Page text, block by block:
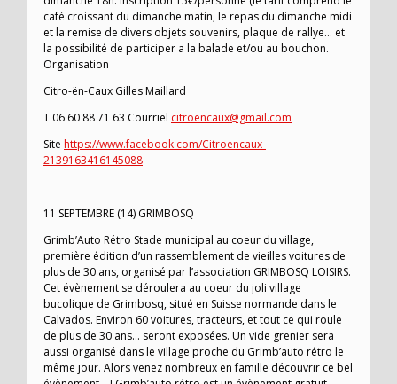
café croissant du dimanche matin, le repas du dimanche midi
et la remise de divers objets souvenirs, plaque de rallye… et
la possibilité de participer a la balade et/ou au bouchon.
Organisation
Citro-ën-Caux Gilles Maillard
T 06 60 88 71 63 Courriel citroencaux@gmail.com
Site https://www.facebook.com/Citroencaux-
2139163416145088
11 SEPTEMBRE (14) GRIMBOSQ
Grimb’Auto Rétro Stade municipal au coeur du village,
première édition d’un rassemblement de vieilles voitures de
plus de 30 ans, organisé par l’association GRIMBOSQ LOISIRS.
Cet évènement se déroulera au coeur du joli village
bucolique de Grimbosq, situé en Suisse normande dans le
Calvados. Environ 60 voitures, tracteurs, et tout ce qui roule
de plus de 30 ans… seront exposées. Un vide grenier sera
aussi organisé dans le village proche du Grimb’auto rétro le
même jour. Alors venez nombreux en famille découvrir ce bel